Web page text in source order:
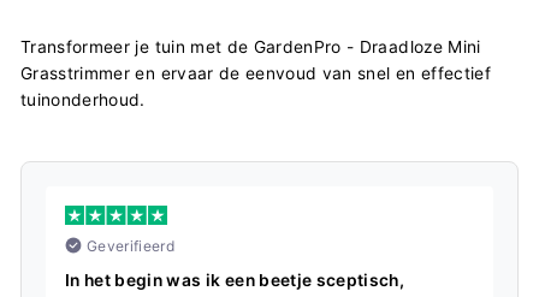
Transformeer je tuin met de GardenPro - Draadloze Mini
Grasstrimmer en ervaar de eenvoud van snel en effectief
tuinonderhoud.
Geverifieerd
In het begin was ik een beetje sceptisch,